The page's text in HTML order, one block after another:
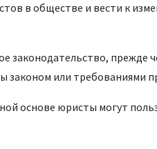
в обществе и вести к
прежде
или требованиями
основе юристы могут